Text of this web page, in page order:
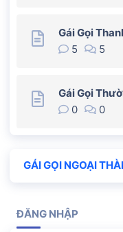
Gái Gọi
5
5
Gái Gọi
0
0
GÁI GỌI NGOẠI
ĐĂNG NHẬP